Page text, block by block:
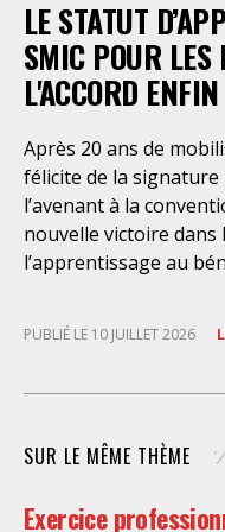
assistance juridique,
d’exercer un recours
qui a conduit à leur
est en outre
place les avocats
conflit d’intérêt
LE STATUT
SMIC POUR LES
L'ACCORD
Après 20 ans de
félicite de la
l’avenant à la
nouvelle victoire dans
l’apprentissage au
discrimination
situation actuelle très
plus grande égalité
avocat·e, en parallèle
PUBLIÉ LE 10 JUILLET 2026
SUR LE MÊME THÈME
Exercice